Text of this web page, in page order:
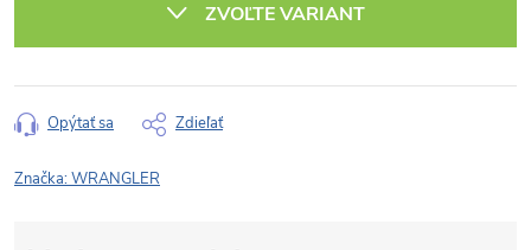
ZVOĽTE VARIANT
Opýtať sa Zdieľať
Značka:WRANGLER